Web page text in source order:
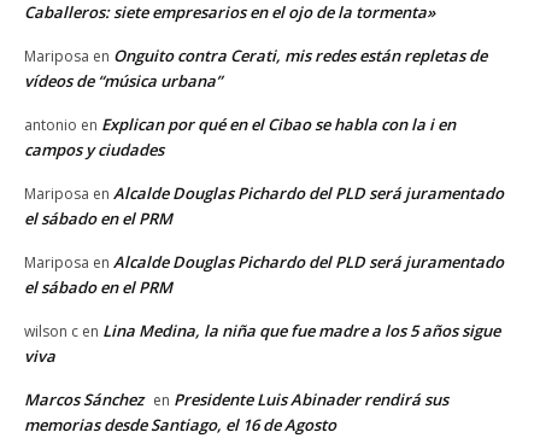
Caballeros: siete empresarios en el ojo de la tormenta»
Mariposa en Onguito contra Cerati, mis redes están repletas de
vídeos de “música urbana”
antonio en Explican por qué en el Cibao se habla con la i en
campos y ciudades
Mariposa en Alcalde Douglas Pichardo del PLD será juramentado
el sábado en el PRM
Mariposa en Alcalde Douglas Pichardo del PLD será juramentado
el sábado en el PRM
wilson c en Lina Medina, la niña que fue madre a los 5 años sigue
viva
Marcos Sánchez en Presidente Luis Abinader rendirá sus
memorias desde Santiago, el 16 de Agosto